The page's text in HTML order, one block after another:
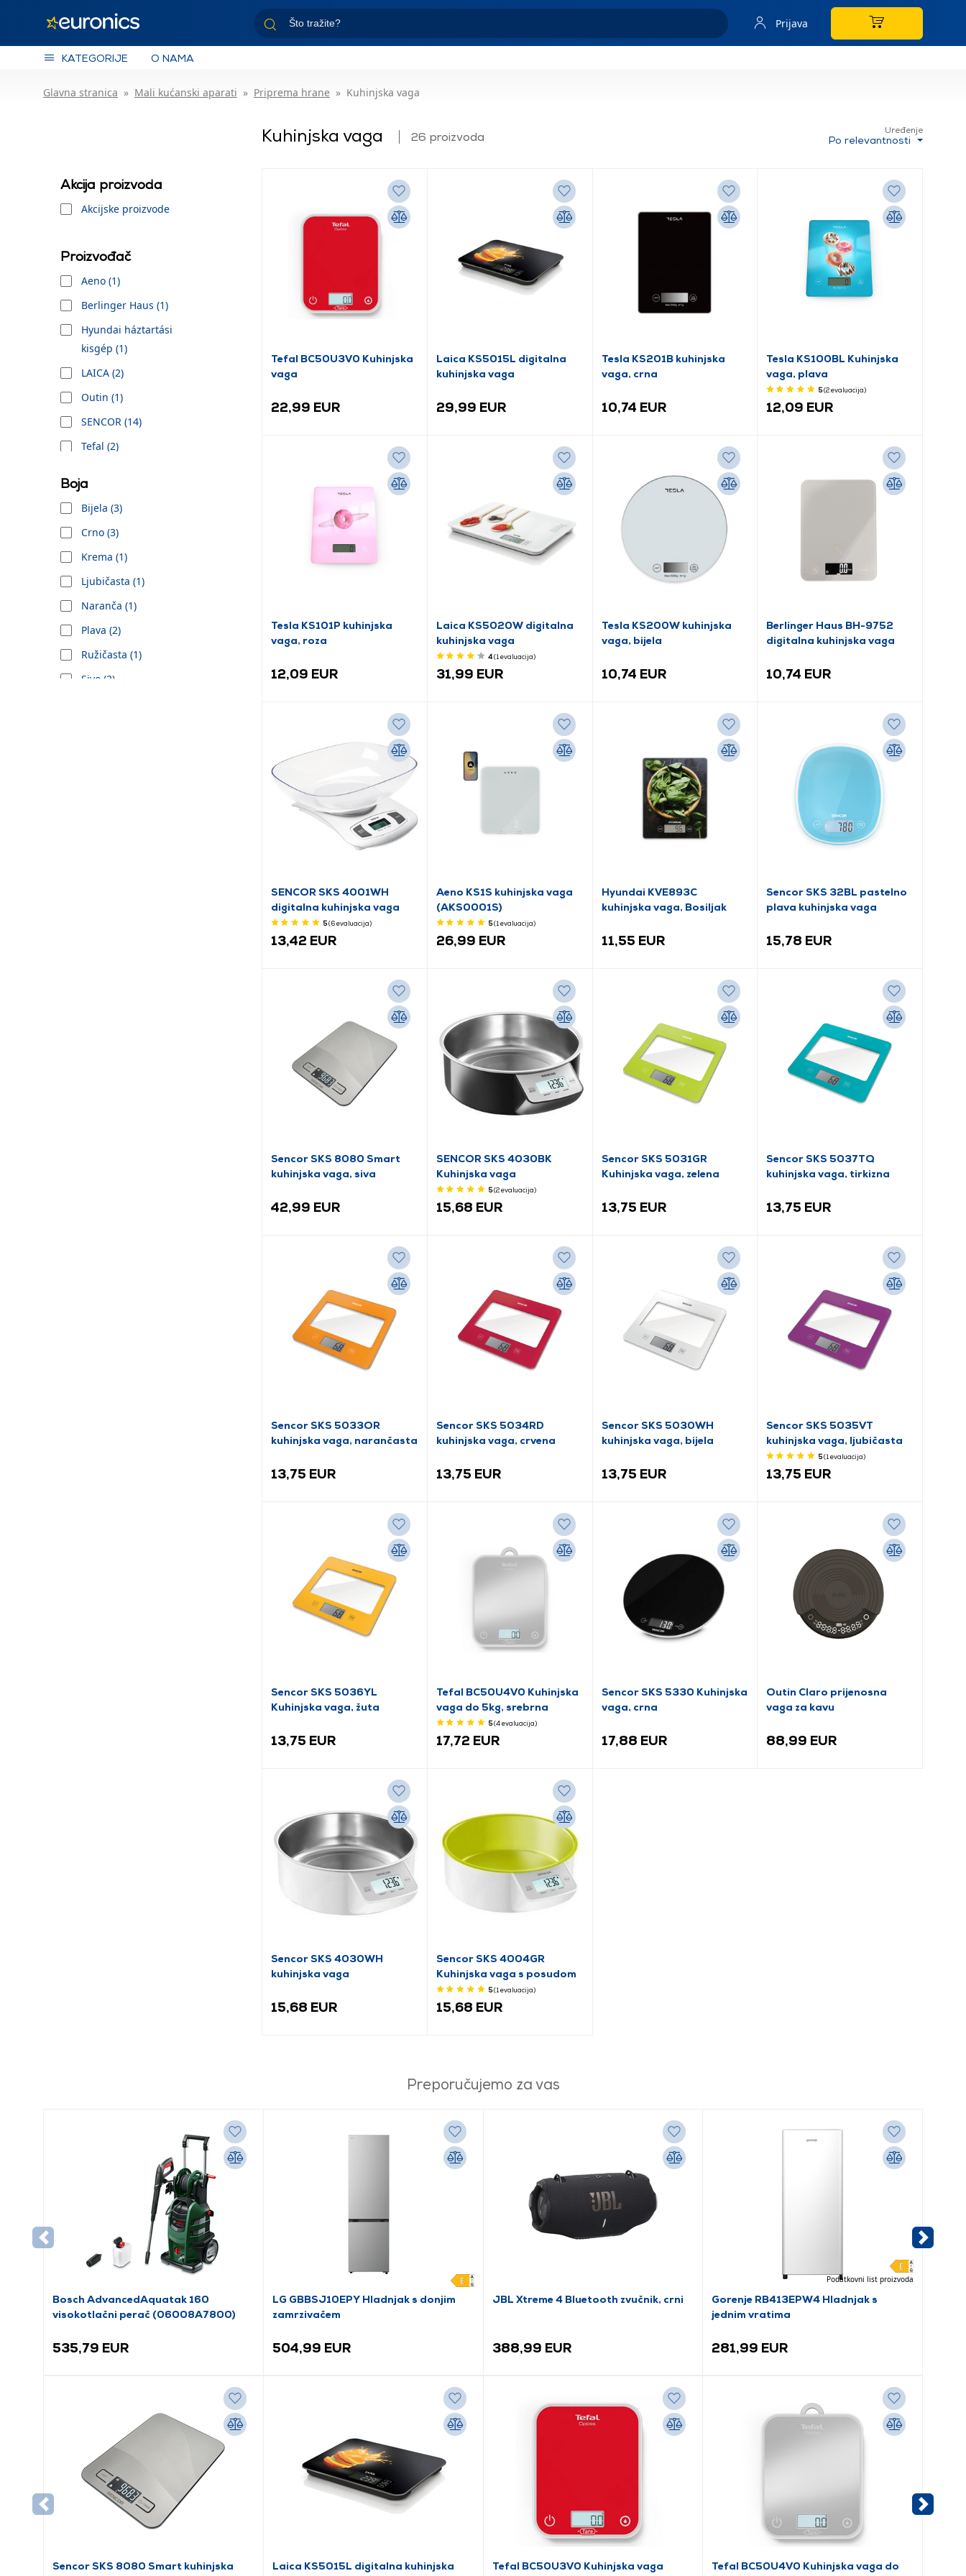
Prijava
KATEGORIJE O NAMA
Glavna stranica Mali kućanski aparati Priprema hrane Kuhinjska vaga
Akcija proizvoda
Akcijske proizvode
Proizvođač
Aeno (1)
Berlinger Haus (1)
Hyundai háztartási
kisgép (1)
LAICA (2)
Outin (1)
SENCOR (14)
Tefal (2)
Boja
Bijela (3)
Crno (3)
Krema (1)
Ljubičasta (1)
Naranča (1)
Plava (2)
Ružičasta (1)
Sivo (2)
Kuhinjska vaga 26 proizvoda
Uređenje
Po relevantnosti
Tefal BC50U3V0 Kuhinjska
vaga
22,99 EUR
Laica KS5015L digitalna
kuhinjska vaga
29,99 EUR
Tesla KS201B kuhinjska
vaga, crna
10,74 EUR
Tesla KS100BL Kuhinjska
vaga, plava
5(2evaluacija)
12,09 EUR
Tesla KS101P kuhinjska
vaga, roza
12,09 EUR
Laica KS5020W digitalna
kuhinjska vaga
4(1 evaluacija)
31,99 EUR
Tesla KS200W kuhinjska
vaga, bijela
10,74 EUR
Berlinger Haus BH-9752
digitalna kuhinjska vaga
10,74 EUR
SENCOR SKS 4001WH
digitalna kuhinjska vaga
5(6evaluacija)
13,42 EUR
Aeno KS1S kuhinjska vaga
(AKS0001S)
5(1 evaluacija)
26,99 EUR
Hyundai KVE893C
kuhinjska vaga, Bosiljak
11,55 EUR
Sencor SKS 32BL pastelno
plava kuhinjska vaga
15,78 EUR
Sencor SKS 8080 Smart
kuhinjska vaga, siva
42,99 EUR
SENCOR SKS 4030BK
Kuhinjska vaga
5(2evaluacija)
15,68 EUR
Sencor SKS 5031GR
Kuhinjska vaga, zelena
13,75 EUR
Sencor SKS 5037TQ
kuhinjska vaga, tirkizna
13,75 EUR
Sencor SKS 5033OR
kuhinjska vaga, narančasta
13,75 EUR
Sencor SKS 5034RD
kuhinjska vaga, crvena
13,75 EUR
Sencor SKS 5030WH
kuhinjska vaga, bijela
13,75 EUR
Sencor SKS 5035VT
kuhinjska vaga, ljubičasta
5(1 evaluacija)
13,75 EUR
Sencor SKS 5036YL
Kuhinjska vaga, žuta
13,75 EUR
Tefal BC50U4V0 Kuhinjska
vaga do 5kg, srebrna
5(4evaluacija)
17,72 EUR
Sencor SKS 5330 Kuhinjska
vaga, crna
17,88 EUR
Outin Claro prijenosna
vaga za kavu
88,99 EUR
Sencor SKS 4030WH
kuhinjska vaga
15,68 EUR
Sencor SKS 4004GR
Kuhinjska vaga s posudom
5(1 evaluacija)
15,68 EUR
Preporučujemo za vas
Bosch AdvancedAquatak 160
visokotlačni perač (06008A7800)
535,79 EUR
LG GBBSJ10EPY Hladnjak s donjim
zamrzivačem
504,99 EUR
JBL Xtreme 4 Bluetooth zvučnik, crni
388,99 EUR
Podatkovni list proizvoda
Gorenje RB413EPW4 Hladnjak s
jednim vratima
281,99 EUR
Sencor SKS 8080 Smart kuhinjska
Laica KS5015L digitalna kuhinjska
Tefal BC50U3V0 Kuhinjska vaga
Tefal BC50U4V0 Kuhinjska vaga do